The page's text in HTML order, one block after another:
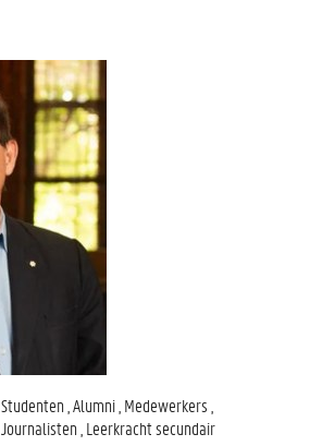
Studenten , Alumni , Medewerkers ,
Journalisten , Leerkracht secundair